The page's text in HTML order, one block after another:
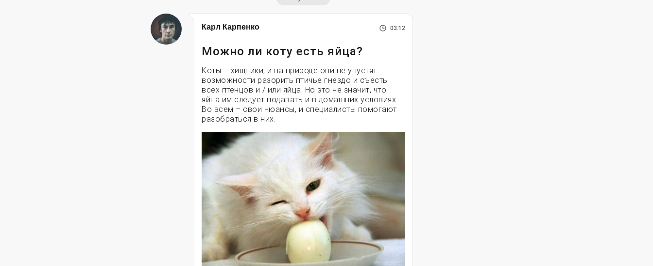
Карл Карпенко 03:12
Можно ли коту есть яйца?
Коты – хищники, и на природе они не упустят
возможности разорить птичье гнездо и съесть
всех птенцов и / или яйца. Но это не значит, что
яйца им следует подавать и в домашних условиях.
Во всем – свои нюансы, и специалисты помогают
разобраться в них.